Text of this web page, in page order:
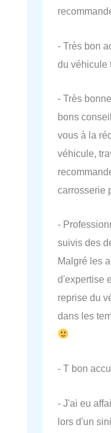
- Très bon
du véhicule
- Très
bons
vous à la
véhicule,
carrosserie
-
suivis des
Malgré les
d'expertise
reprise du
dans les
- T bon
- J'ai eu
lors d'un